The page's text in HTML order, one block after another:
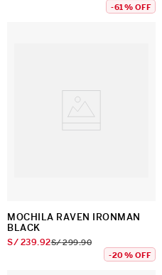
-61 % OFF
MOCHILA RAVEN IRONMAN
BLACK
S/ 239.92S/299.90
-20 % OFF